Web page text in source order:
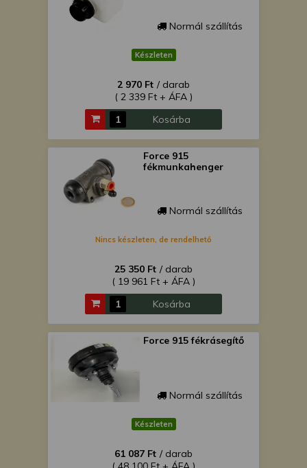
Normál szállítás
Készleten
2 970 Ft / darab
( 2 339 Ft + ÁFA )
Kosárba
Force 915
fékmunkahenger
Normál szállítás
Nincs készleten, de rendelhető
25 350 Ft / darab
( 19 961 Ft + ÁFA )
Kosárba
Force 915 fékrásegítő
Normál szállítás
Készleten
61 087 Ft / darab